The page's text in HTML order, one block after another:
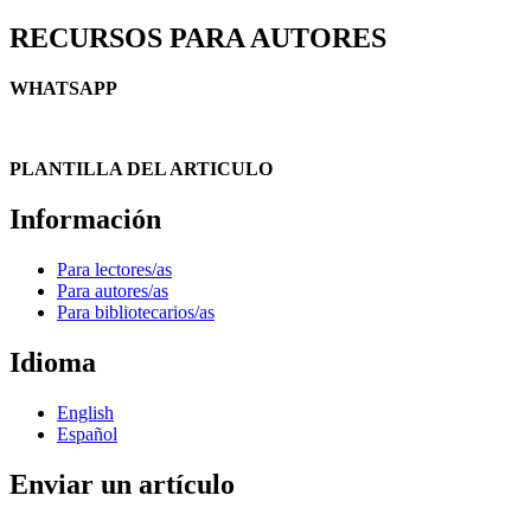
RECURSOS PARA AUTORES
WHATSAPP
PLANTILLA DEL ARTICULO
Información
Para lectores/as
Para autores/as
Para bibliotecarios/as
Idioma
English
Español
Enviar un artículo